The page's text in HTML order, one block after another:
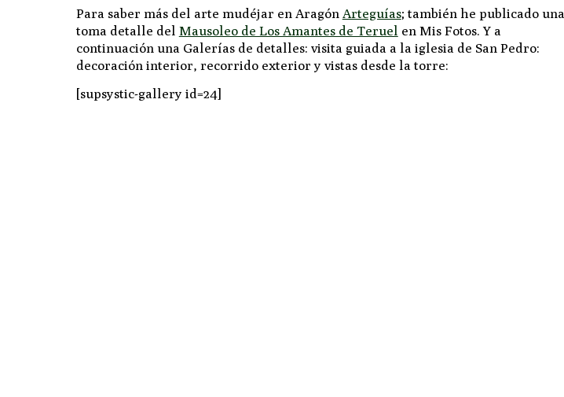
Para saber más del arte mudéjar en Aragón Arteguías; también he publicado una
toma detalle del Mausoleo de Los Amantes de Teruel en Mis Fotos. Y a
continuación una Galerías de detalles: visita guiada a la iglesia de San Pedro:
decoración interior, recorrido exterior y vistas desde la torre:
[supsystic-gallery id=24]